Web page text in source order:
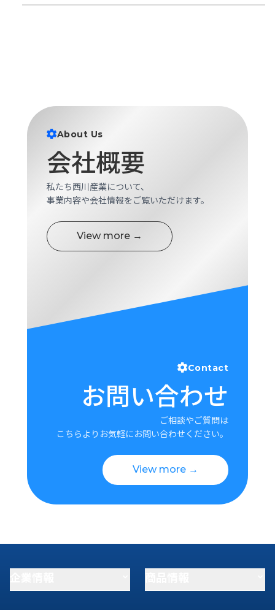
About Us
会社概要
私たち西川産業について、
事業内容や会社情報をご覧いただけます。
View more →
Contact
お問い合わせ
ご相談やご質問は
こちらよりお気軽にお問い合わせください。
View more →